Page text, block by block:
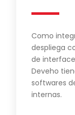
Como
despliega
de
Deveho
softwares
internas.